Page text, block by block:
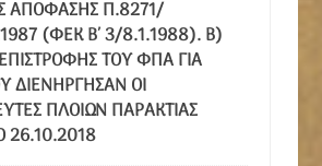
ΑΠΌΦΑΣΗΣ Π.8271/
(ΦΕΚ Β΄ 3/8.1.1988). Β)
ΕΠΙΣΤΡΟΦΉΣ ΤΟΥ ΦΠΑ ΓΙΑ
ΔΙΕΝΉΡΓΗΣΑΝ ΟΙ
ΠΛΟΊΩΝ ΠΑΡΆΚΤΙΑΣ
26.10.2018